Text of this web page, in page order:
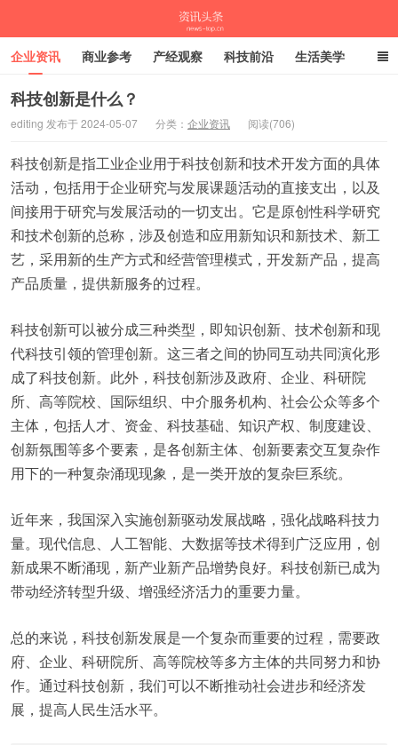
企业资讯 商业参考 产经观察 科技前沿 生活美学
时尚潮流 母婴亲子
科技创新是什么？
editing 发布于 2024-05-07 分类： 企业资讯 阅读(706)
科技创新是指工业企业用于科技创新和技术开发方面的具体
活动，包括用于企业研究与发展课题活动的直接支出，以及
间接用于研究与发展活动的一切支出。它是原创性科学研究
和技术创新的总称，涉及创造和应用新知识和新技术、新工
艺，采用新的生产方式和经营管理模式，开发新产品，提高
产品质量，提供新服务的过程。
科技创新可以被分成三种类型，即知识创新、技术创新和现
代科技引领的管理创新。这三者之间的协同互动共同演化形
成了科技创新。此外，科技创新涉及政府、企业、科研院
所、高等院校、国际组织、中介服务机构、社会公众等多个
主体，包括人才、资金、科技基础、知识产权、制度建设、
创新氛围等多个要素，是各创新主体、创新要素交互复杂作
用下的一种复杂涌现现象，是一类开放的复杂巨系统。
近年来，我国深入实施创新驱动发展战略，强化战略科技力
量。现代信息、人工智能、大数据等技术得到广泛应用，创
新成果不断涌现，新产业新产品增势良好。科技创新已成为
带动经济转型升级、增强经济活力的重要力量。
总的来说，科技创新发展是一个复杂而重要的过程，需要政
府、企业、科研院所、高等院校等多方主体的共同努力和协
作。通过科技创新，我们可以不断推动社会进步和经济发
展，提高人民生活水平。